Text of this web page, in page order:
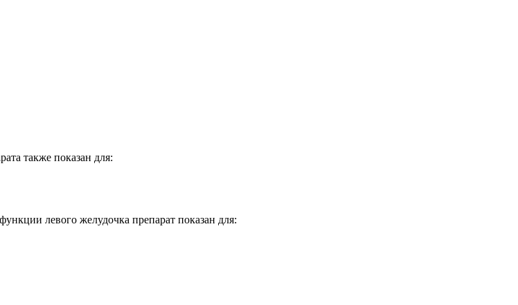
также показан для:
левого желудочка препарат показан для: